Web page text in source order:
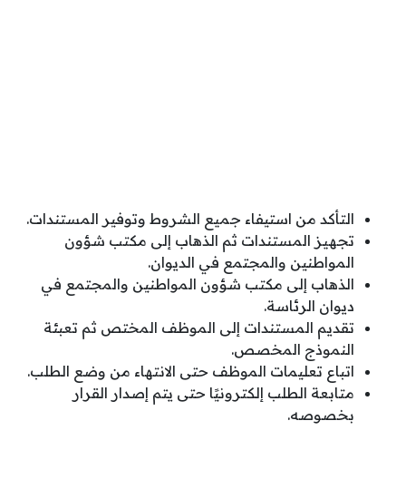
التأكد من استيفاء جميع الشروط وتوفير المستندات.
تجهيز المستندات ثم الذهاب إلى مكتب شؤون
المواطنين والمجتمع​ في الديوان.
الذهاب إلى مكتب شؤون المواطنين والمجتمع​ في
ديوان الرئاسة.
تقديم المستندات إلى الموظف المختص ثم تعبئة
النموذج المخصص.
اتباع تعليمات الموظف حتى الانتهاء من وضع الطلب.
متابعة الطلب إلكترونيًا حتى يتم إصدار القرار
بخصوصه.